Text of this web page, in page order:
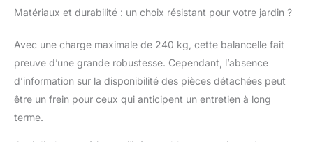
fabriqué en polyester
de haute qualité,
durable, résistant à la
décoloration même
après une utilisation
prolongée en extérieur.
l'angle du canopy que
Matériaux et durabilité : un choix résistant pour votre jardin ?
Avec une charge maximale de 240 kg, cette balancelle fait
preuve d’une grande robustesse. Cependant, l’absence
d’information sur la disponibilité des pièces détachées peut
être un frein pour ceux qui anticipent un entretien à long
terme.